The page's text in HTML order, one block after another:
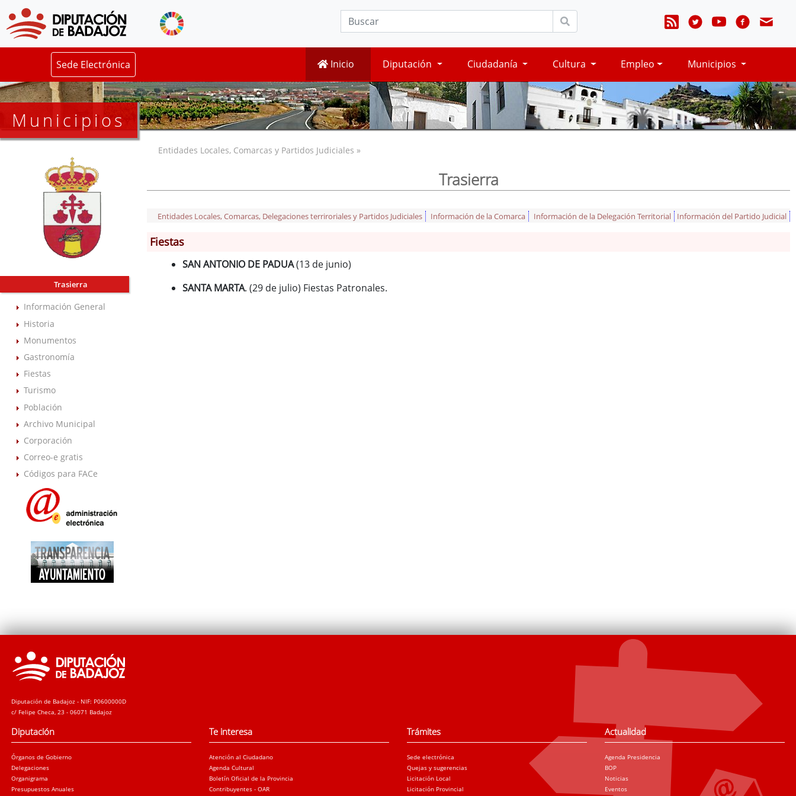
Sede Electrónica Inicio Diputación Ciudadanía Cultura Empleo Municipios
Municipios
Trasierra
Información General
Historia
Monumentos
Gastronomía
Fiestas
Turismo
Población
Archivo Municipal
Corporación
Correo-e gratis
Códigos para FACe
Entidades Locales, Comarcas y Partidos Judiciales »
Trasierra
Entidades Locales, Comarcas, Delegaciones terriroriales y Partidos Judiciales Información de la Comarca Información de la Delegación Territorial Información del Partido Judicial
Fiestas
SAN ANTONIO DE PADUA(13 de junio)
SANTA MARTA. (29 de julio) Fiestas Patronales.
Diputación de Badajoz - NIF: P0600000D
c/ Felipe Checa, 23 - 06071 Badajoz
Diputación
Órganos de Gobierno
Delegaciones
Organigrama
Presupuestos Anuales
Te interesa
Atención al Ciudadano
Agenda Cultural
Boletín Oficial de la Provincia
Contribuyentes - OAR
Trámites
Sede electrónica
Quejas y sugerencias
Licitación Local
Licitación Provincial
Actualidad
Agenda Presidencia
BOP
Noticias
Eventos